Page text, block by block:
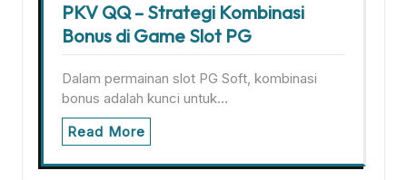
PKV QQ – Strategi Kombinasi
Bonus di Game Slot PG
Dalam permainan slot PG Soft, kombinasi
bonus adalah kunci untuk…
Read More